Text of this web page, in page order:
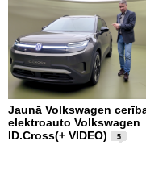
Jaunā Volkswagen
elektroauto Volkswagen
ID.Cross(+ VIDEO)
5